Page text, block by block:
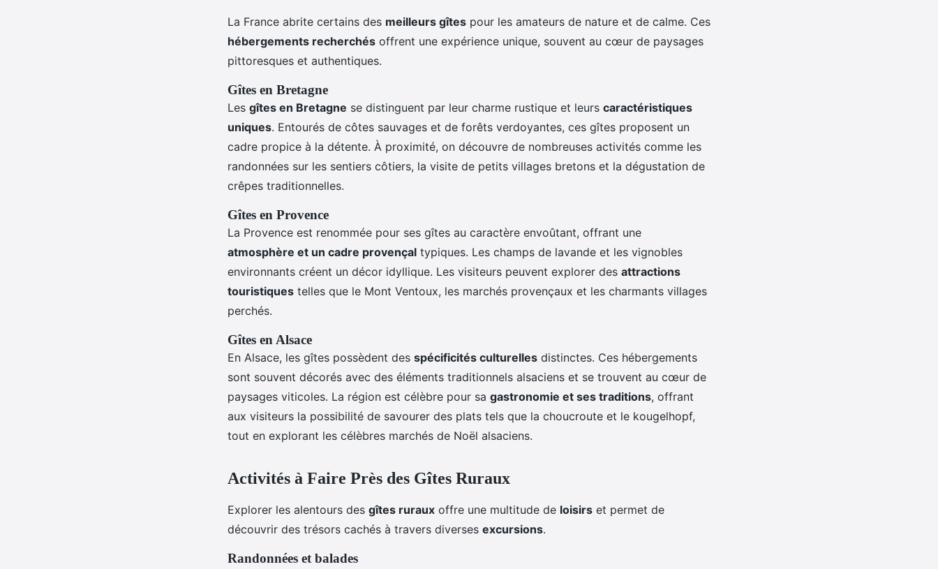
La France abrite certains des meilleurs gîtes pour les amateurs de nature et de calme. Ces
hébergements recherchés offrent une expérience unique, souvent au cœur de paysages
pittoresques et authentiques.
Gîtes en Bretagne
Les gîtes en Bretagne se distinguent par leur charme rustique et leurs caractéristiques
uniques. Entourés de côtes sauvages et de forêts verdoyantes, ces gîtes proposent un
cadre propice à la détente. À proximité, on découvre de nombreuses activités comme les
randonnées sur les sentiers côtiers, la visite de petits villages bretons et la dégustation de
crêpes traditionnelles.
Gîtes en Provence
La Provence est renommée pour ses gîtes au caractère envoûtant, offrant une
atmosphère et un cadre provençal typiques. Les champs de lavande et les vignobles
environnants créent un décor idyllique. Les visiteurs peuvent explorer des attractions
touristiques telles que le Mont Ventoux, les marchés provençaux et les charmants villages
perchés.
Gîtes en Alsace
En Alsace, les gîtes possèdent des spécificités culturelles distinctes. Ces hébergements
sont souvent décorés avec des éléments traditionnels alsaciens et se trouvent au cœur de
paysages viticoles. La région est célèbre pour sa gastronomie et ses traditions, offrant
aux visiteurs la possibilité de savourer des plats tels que la choucroute et le kougelhopf,
tout en explorant les célèbres marchés de Noël alsaciens.
Activités à Faire Près des Gîtes Ruraux
Explorer les alentours des gîtes ruraux offre une multitude de loisirs et permet de
découvrir des trésors cachés à travers diverses excursions.
Randonnées et balades